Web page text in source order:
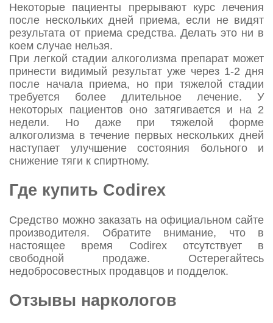
Некоторые пациенты прерывают курс лечения
после нескольких дней приема, если не видят
результата от приема средства. Делать это ни в
коем случае нельзя.
При легкой стадии алкоголизма препарат может
принести видимый результат уже через 1-2 дня
после начала приема, но при тяжелой стадии
требуется более длительное лечение. У
некоторых пациентов оно затягивается и на 2
недели. Но даже при тяжелой форме
алкоголизма в течение первых нескольких дней
наступает улучшение состояния больного и
снижение тяги к спиртному.
Где купить Codirex
Средство можно заказать на официальном сайте
производителя. Обратите внимание, что в
настоящее время Codirex отсутствует в
свободной продаже. Остерегайтесь
недобросовестных продавцов и подделок.
Отзывы наркологов